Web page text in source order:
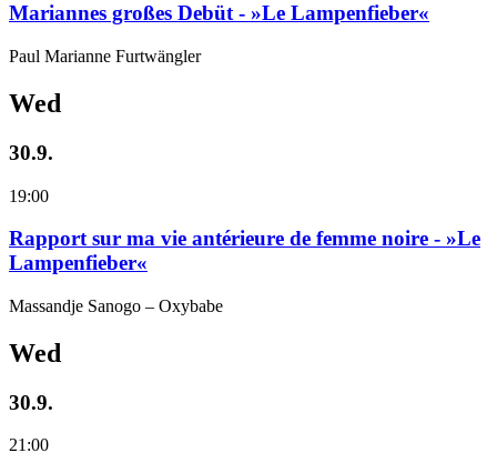
Mariannes großes Debüt - »Le Lampenfieber«
Paul Marianne Furtwängler
Wed
30.9.
19:00
Rapport sur ma vie antérieure de femme noire - »Le
Lampenfieber«
Massandje Sanogo – Oxybabe
Wed
30.9.
21:00